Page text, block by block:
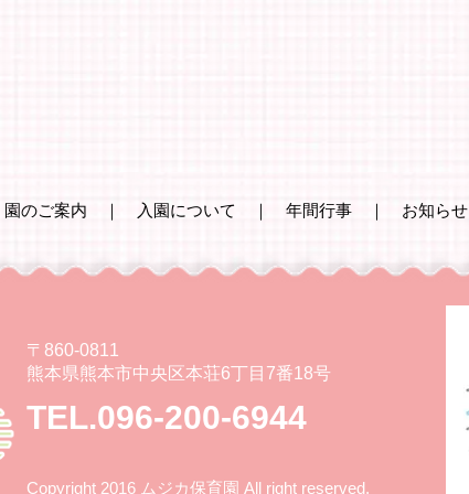
園のご案内 ｜ 入園について ｜ 年間行事 ｜ お知らせ
〒860-0811
熊本県熊本市中央区本荘6丁目7番18号
TEL.096-200-6944
Copyright 2016 ムジカ保育園 All right reserved.